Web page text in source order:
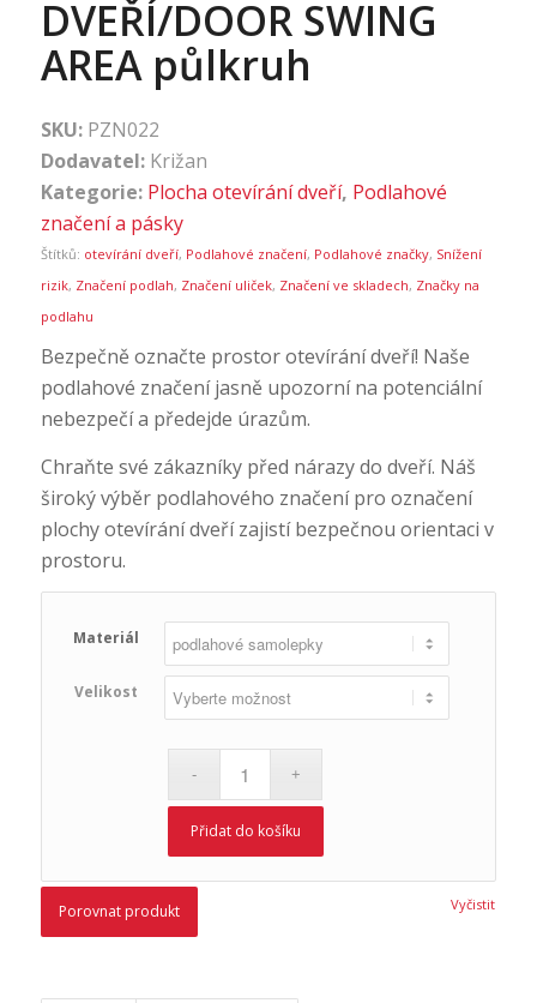
DVEŘÍ/DOOR SWING
AREA půlkruh
SKU: PZN022
Dodavatel: Križan
Kategorie: Plocha otevírání dveří, Podlahové
značení a pásky
Štítků: otevírání dveří, Podlahové značení, Podlahové značky, Snížení
rizik, Značení podlah, Značení uliček, Značení ve skladech, Značky na
podlahu
Bezpečně označte prostor otevírání dveří! Naše
podlahové značení jasně upozorní na potenciální
nebezpečí a předejde úrazům.
Chraňte své zákazníky před nárazy do dveří. Náš
široký výběr podlahového značení pro označení
plochy otevírání dveří zajistí bezpečnou orientaci v
prostoru.
Materiál
Velikost
Vyčistit
Přidat do košíku
Porovnat produkt